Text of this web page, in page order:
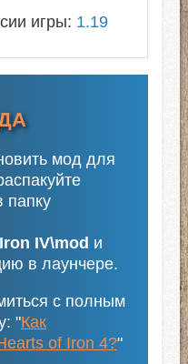
игры: 1.19
мод для
папку
IV\mod и
в лаунчере.
с полным
"Как
of Iron 4?"